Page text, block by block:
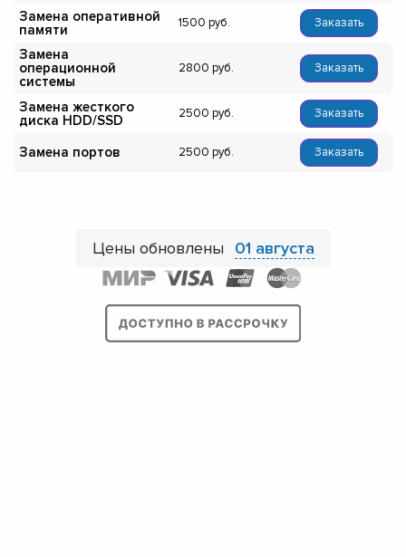
Замена оперативной
памяти
1500 Заказать
Замена
операционной
системы
2800 Заказать
Замена жесткого
диска HDD/SSD
2500 Заказать
Замена портов 2500 Заказать
Цены обновлены 01 августа